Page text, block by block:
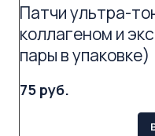
Патчи ультра-
коллагеном и
пары в упаковке)
75 руб.